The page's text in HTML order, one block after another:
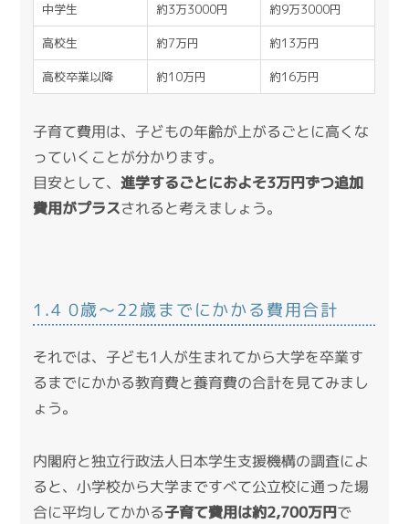
中学生 約3万3000円 約9万3000円
高校生 約7万円 約13万円
高校卒業以降 約10万円 約16万円
子育て費用は、子どもの年齢が上がるごとに高くな
っていくことが分かります。
目安として、進学するごとにおよそ3万円ずつ追加
費用がプラスされると考えましょう。
1.4 0歳〜22歳までにかかる費用合計
それでは、子ども1人が生まれてから大学を卒業す
るまでにかかる教育費と養育費の合計を見てみまし
ょう。
内閣府と独立行政法人日本学生支援機構の調査によ
ると、小学校から大学まですべて公立校に通った場
合に平均してかかる子育て費用は約2,700万円で